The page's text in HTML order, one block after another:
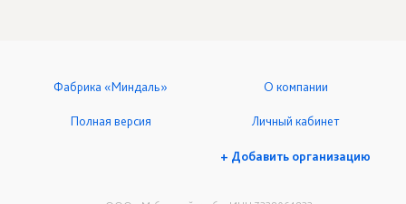
Фабрика «Миндаль» О компании
Полная версия Личный кабинет
+ Добавить организацию